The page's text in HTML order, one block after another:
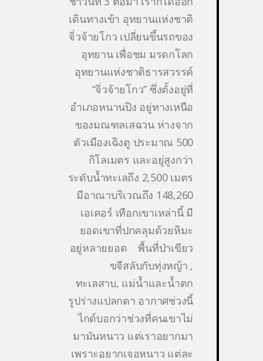
เดินทางเข้า อุทยานแห่งชาติ
จิ่วจ้ายโกว เปลี่ยนขึ้นรถของ
อุทยาน เพื่อชม มรดกโลก
อุทยานแห่งชาติธารสวรรค์
“จิ่วจ้ายโกว” ซึ่งตั้งอยู่ที่
อำเภอหนานปิง อยู่ทางเหนือ
ของมณฑลเสฉวน ห่างจาก
ตัวเมืองเฉิงตู ประมาณ 500
กิโลเมตร และอยู่สูงกว่า
ระดับน้ำทะเลถึง 2,500 เมตร
มีอาณาบริเวณถึง 148,260
เอเคอร์ เทือกเขาเหล่านี้ มี
ยอดเขาที่ปกคลุมด้วยหิมะ
อยู่หลายยอด พื้นที่ป่าเขียว
ขจีสลับกับทุ่งหญ้า ,
ทะเลสาบ, แม่น้ำและน้ำตก
รูปร่างแปลกตา อากาศช่วงนี้
ไกด์บอกว่าช่วงที่คนเขาไม่
มามันหนาว แต่เราอยากมา
เพราะอยากเจอหนาว แต่ละ